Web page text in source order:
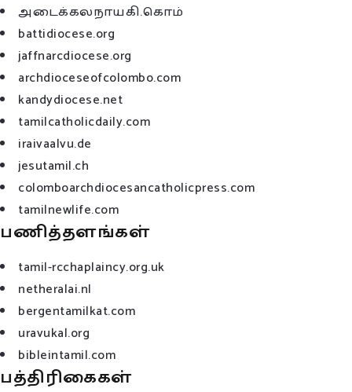
அடைக்கலநாயகி.கொம்
battidiocese.org
jaffnarcdiocese.org
archdioceseofcolombo.com
kandydiocese.net
tamilcatholicdaily.com
iraivaalvu.de
jesutamil.ch
colomboarchdiocesancatholicpress.com
tamilnewlife.com
பணித்தளங்கள்
tamil-rcchaplaincy.org.uk
netheralai.nl
bergentamilkat.com
uravukal.org
bibleintamil.com
பத்திரிகைகள்